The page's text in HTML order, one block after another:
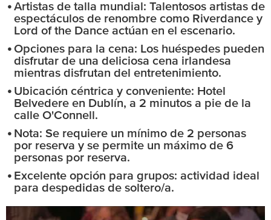
Artistas de talla mundial: Talentosos artistas de
espectáculos de renombre como Riverdance y
Lord of the Dance actúan en el escenario.
Opciones para la cena: Los huéspedes pueden
disfrutar de una deliciosa cena irlandesa
mientras disfrutan del entretenimiento.
Ubicación céntrica y conveniente: Hotel
Belvedere en Dublín, a 2 minutos a pie de la
calle O'Connell.
Nota: Se requiere un mínimo de 2 personas
por reserva y se permite un máximo de 6
personas por reserva.
Excelente opción para grupos: actividad ideal
para despedidas de soltero/a.